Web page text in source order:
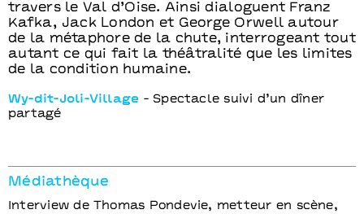
travers le Val d’Oise. Ainsi dialoguent Franz
Kafka, Jack London et George Orwell autour
de la métaphore de la chute, interrogeant tout
autant ce qui fait la théâtralité que les limites
de la condition humaine.
Wy-dit-Joli-Village - Spectacle suivi d’un dîner
partagé
Médiathèque
Interview de Thomas Pondevie, metteur en scène,